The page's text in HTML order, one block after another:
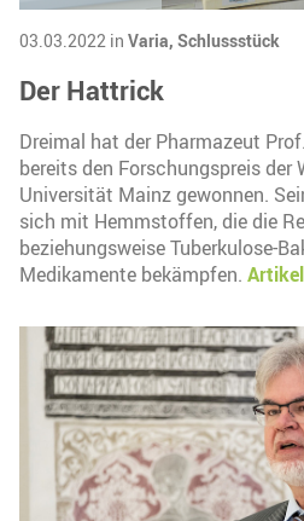
03.03.2022 in Varia, Schlussstück
Der Hattrick
Dreimal hat der Pharmazeut
bereits den Forschungspreis
Universität Mainz gewonnen.
sich mit Hemmstoffen, die die
beziehungsweise Tuberkulose-
Medikamente bekämpfen.